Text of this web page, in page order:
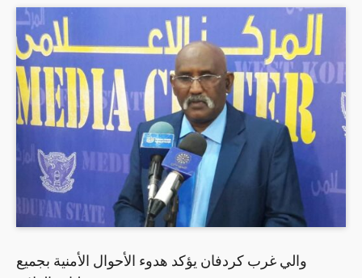
والي غرب كردفان يؤكد هدوء الأحوال الأمنية بجميع